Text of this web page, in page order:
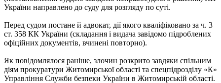
України направлено до суду для розгляду по суті.
Перед судом постане й адвокат, дії якого кваліфіковано за ч. 3
ст. 358 КК України (складання і видача завідомо підроблених
офіційних документів, вчинені повторно).
Як повідомлялося раніше, злочин розкрито завдяки спільним
діям прокуратури Житомирської області та спецпідрозділу «К»
Управління Служби безпеки України в Житомирській області.